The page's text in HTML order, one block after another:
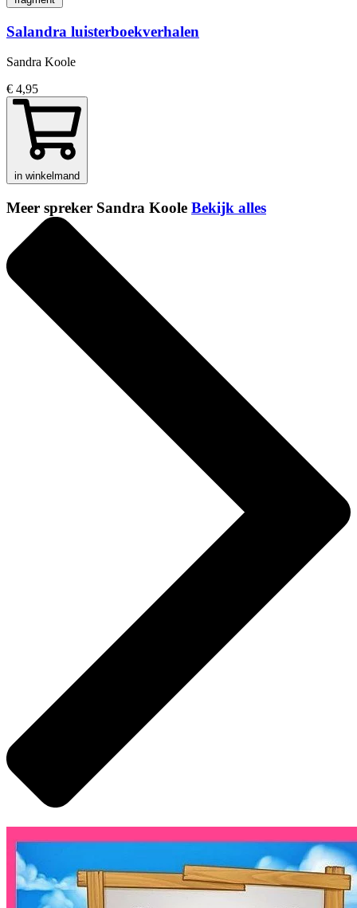
Salandra luisterboekverhalen
Sandra Koole
€ 4,95
in winkelmand
Meer spreker Sandra Koole Bekijk alles